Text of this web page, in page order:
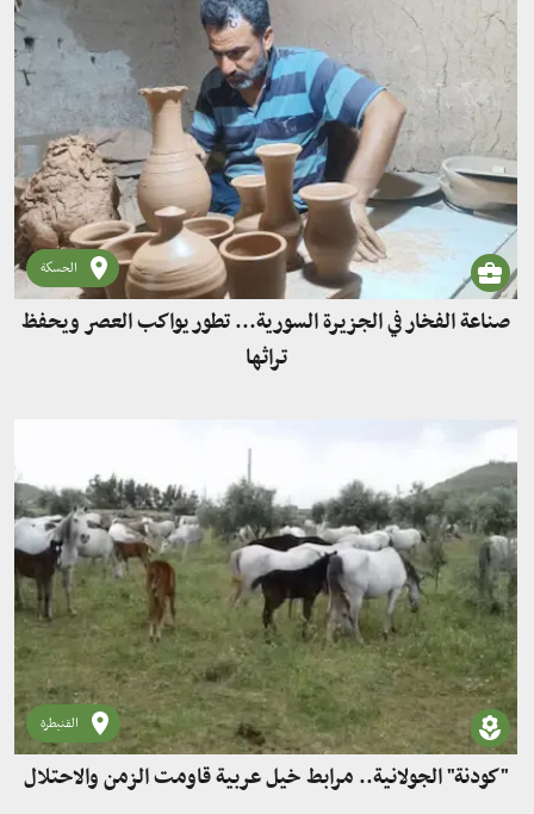
الحسكة
صناعة الفخار في الجزيرة السورية... تطور يواكب العصر ويحفظ
تراثها
القنيطرة
"كودنة" الجولانية.. مرابط خيل عربية قاومت الزمن والاحتلال